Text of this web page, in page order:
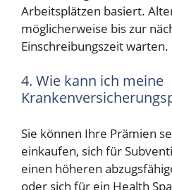
Arbeitsplätzen basiert.
möglicherweise bis zur
Einschreibungszeit warten.
4. Wie kann ich meine
Sie können Ihre Prämien
einkaufen, sich für
einen höheren
oder sich für ein Health